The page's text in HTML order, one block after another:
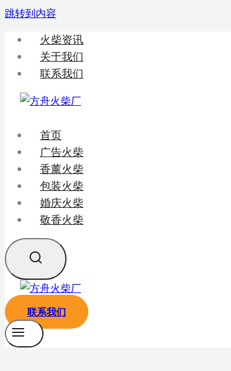
跳转到内容
火柴资讯
关于我们
联系我们
首页
广告火柴
香薰火柴
包装火柴
婚庆火柴
敬香火柴
联系我们